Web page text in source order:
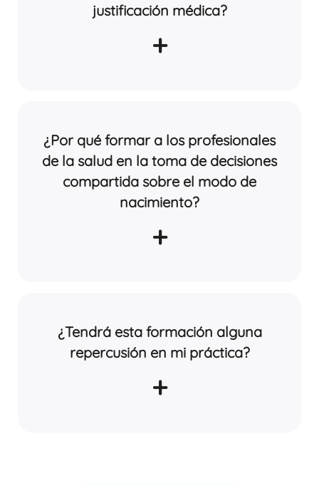
justificación médica?
+
¿Por qué formar a los profesionales
de la salud en la toma de decisiones
compartida sobre el modo de
nacimiento?
+
¿Tendrá esta formación alguna
repercusión en mi práctica?
+